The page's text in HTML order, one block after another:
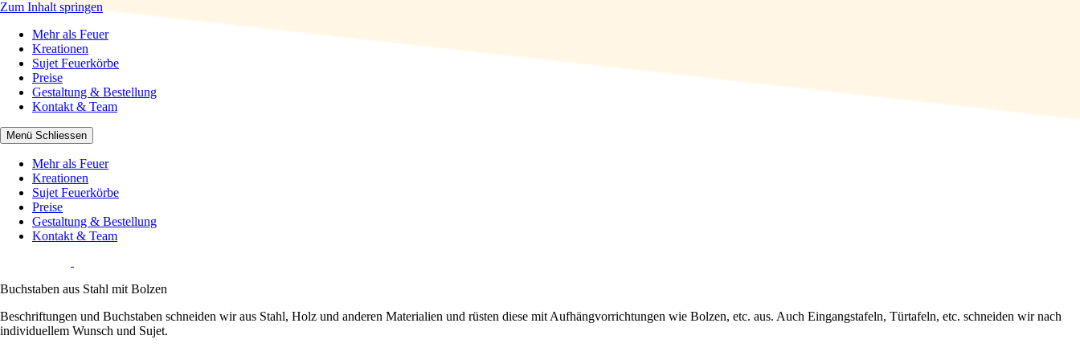
Zum Inhalt springen
Mehr als Feuer
Mehr als Feuer
Kreationen
Sujet Feuerkörbe
Preise
Gestaltung & Bestellung
Kontakt & Team
Menü Schliessen
Mehr als Feuer
Kreationen
Sujet Feuerkörbe
Preise
Gestaltung & Bestellung
Kontakt & Team
Buchstaben aus Stahl mit Bolzen
Beschriftungen und Buchstaben schneiden wir aus Stahl, Holz und anderen Materialien und rüsten diese mit Aufhängvorrichtungen wie Bolzen, etc. aus. Auch Eingangstafeln, Türtafeln, etc. schneiden wir nach
individuellem Wunsch und Sujet.